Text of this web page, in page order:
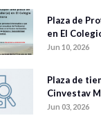
Plaza de
en El
Jun 10, 2026
Plaza de
Cinvestav
Jun 03, 2026